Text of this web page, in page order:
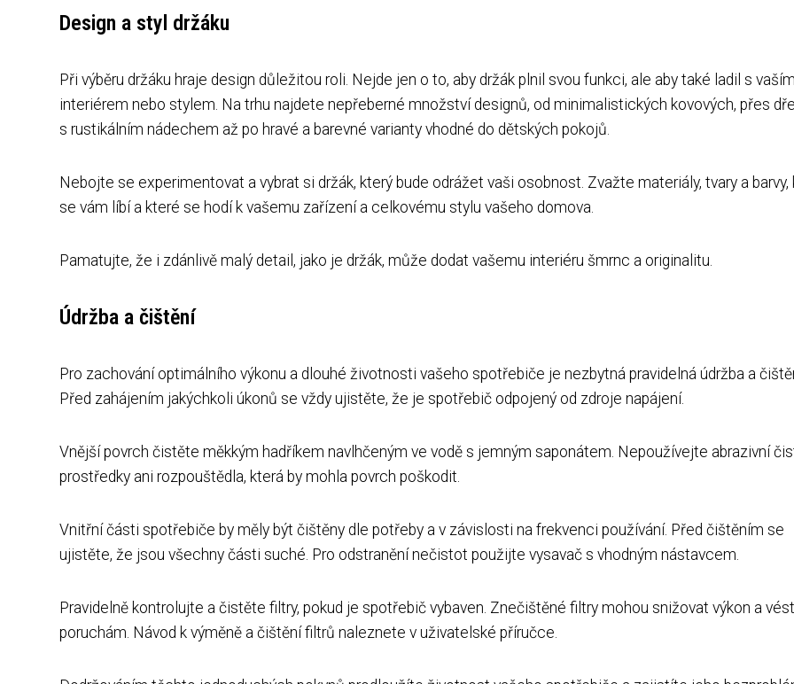
Design a styl držáku
Při výběru držáku hraje design důležitou roli. Nejde jen o to, aby držák plnil svou funkci, ale aby také ladil s vaším
interiérem nebo stylem. Na trhu najdete nepřeberné množství designů, od minimalistických kovových, přes
s rustikálním nádechem až po hravé a barevné varianty vhodné do dětských pokojů.
Nebojte se experimentovat a vybrat si držák, který bude odrážet vaši osobnost. Zvažte materiály, tvary a barvy,
se vám líbí a které se hodí k vašemu zařízení a celkovému stylu vašeho domova.
Pamatujte, že i zdánlivě malý detail, jako je držák, může dodat vašemu interiéru šmrnc a originalitu.
Údržba a čištění
Pro zachování optimálního výkonu a dlouhé životnosti vašeho spotřebiče je nezbytná pravidelná údržba a
Před zahájením jakýchkoli úkonů se vždy ujistěte, že je spotřebič odpojený od zdroje napájení.
Vnější povrch čistěte měkkým hadříkem navlhčeným ve vodě s jemným saponátem. Nepoužívejte abrazivní
prostředky ani rozpouštědla, která by mohla povrch poškodit.
Vnitřní části spotřebiče by měly být čištěny dle potřeby a v závislosti na frekvenci používání. Před čištěním se
ujistěte, že jsou všechny části suché. Pro odstranění nečistot použijte vysavač s vhodným nástavcem.
Pravidelně kontrolujte a čistěte filtry, pokud je spotřebič vybaven. Znečištěné filtry mohou snižovat výkon a
poruchám. Návod k výměně a čištění filtrů naleznete v uživatelské příručce.